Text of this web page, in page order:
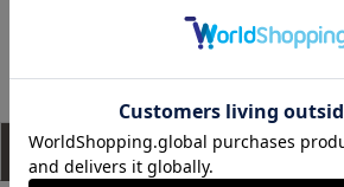
もっと見る
アイテム説明 サイズ詳細